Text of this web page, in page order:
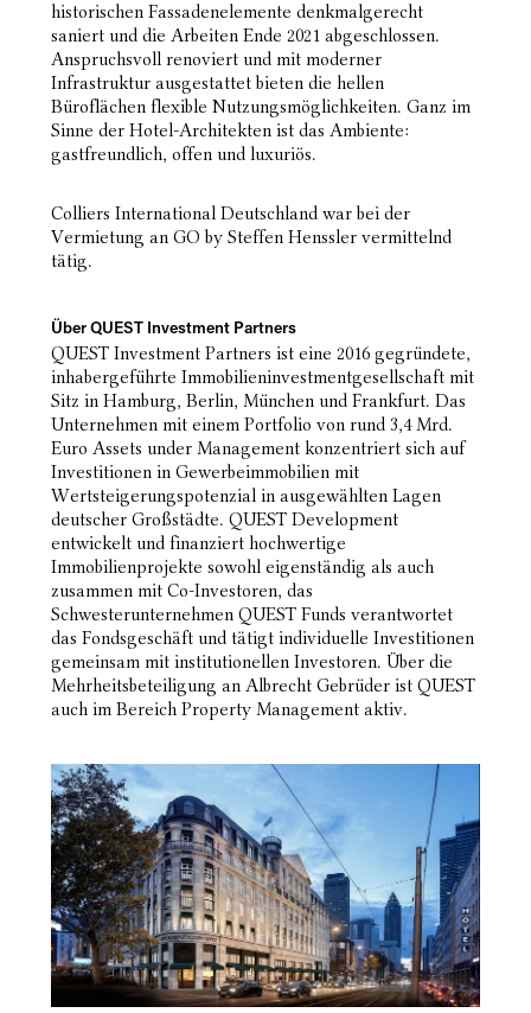
historischen Fassadenelemente denkmalgerecht
saniert und die Arbeiten Ende 2021 abgeschlossen.
Anspruchsvoll renoviert und mit moderner
Infrastruktur ausgestattet bieten die hellen
Büroflächen flexible Nutzungsmöglichkeiten. Ganz im
Sinne der Hotel-Architekten ist das Ambiente:
gastfreundlich, offen und luxuriös.
Colliers International Deutschland war bei der
Vermietung an GO by Steffen Henssler vermittelnd
tätig.
Über QUEST Investment Partners
QUEST Investment Partners ist eine 2016 gegründete,
inhabergeführte Immobilieninvestmentgesellschaft mit
Sitz in Hamburg, Berlin, München und Frankfurt. Das
Unternehmen mit einem Portfolio von rund 3,4 Mrd.
Euro Assets under Management konzentriert sich auf
Investitionen in Gewerbeimmobilien mit
Wertsteigerungspotenzial in ausgewählten Lagen
deutscher Großstädte. QUEST Development
entwickelt und finanziert hochwertige
Immobilienprojekte sowohl eigenständig als auch
zusammen mit Co-Investoren, das
Schwesterunternehmen QUEST Funds verantwortet
das Fondsgeschäft und tätigt individuelle Investitionen
gemeinsam mit institutionellen Investoren. Über die
Mehrheitsbeteiligung an Albrecht Gebrüder ist QUEST
auch im Bereich Property Management aktiv.